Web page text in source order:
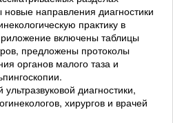
направления диагностики
практику в
включены таблицы
предложены протоколы
органов малого таза и
диагностики,
хирургов и врачей